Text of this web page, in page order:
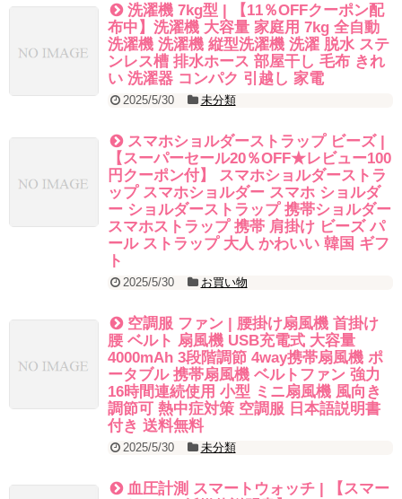
洗濯機 7kg型 | 【11％OFFクーポン配
布中】洗濯機 大容量 家庭用 7kg 全自動
洗濯機 洗濯機 縦型洗濯機 洗濯 脱水 ステ
ンレス槽 排水ホース 部屋干し 毛布 きれ
い 洗濯器 コンパク 引越し 家電
2025/5/30 未分類
スマホショルダーストラップ ビーズ |
【スーパーセール20％OFF★レビュー100
円クーポン付】 スマホショルダーストラ
ップ スマホショルダー スマホ ショルダ
ー ショルダーストラップ 携帯ショルダー
スマホストラップ 携帯 肩掛け ビーズ パ
ール ストラップ 大人 かわいい 韓国 ギフ
ト
2025/5/30 お買い物
空調服 ファン | 腰掛け扇風機 首掛け
腰 ベルト 扇風機 USB充電式 大容量
4000mAh 3段階調節 4way携帯扇風機 ポ
ータブル 携帯扇風機 ベルトファン 強力
16時間連続使用 小型 ミニ扇風機 風向き
調節可 熱中症対策 空調服 日本語説明書
付き 送料無料
2025/5/30 未分類
血圧計測 スマートウォッチ | 【スマー